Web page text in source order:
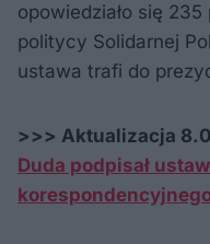
opowiedziało się
politycy Solidarnej
ustawa trafi do
>>> Aktualizacja
Duda podpisał